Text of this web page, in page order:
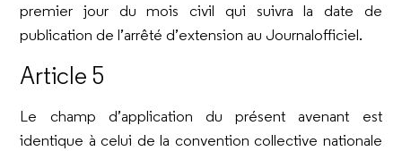
premier jour du mois civil qui suivra la date de
publication de l’arrêté d’extension au Journalofficiel.
Article 5
Le champ d’application du présent avenant est
identique à celui de la convention collective nationale